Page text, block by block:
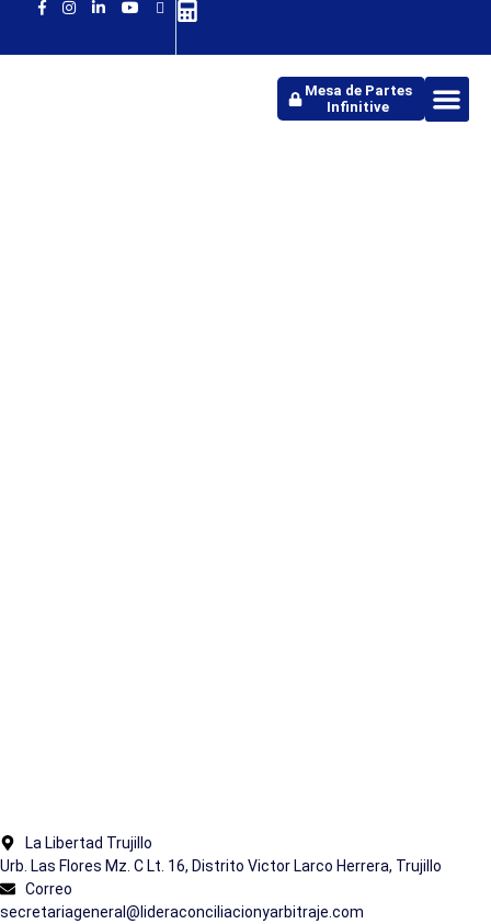
Mesa de Partes
Infinitive
La Libertad Trujillo
Urb. Las Flores Mz. C Lt. 16, Distrito Victor Larco Herrera, Trujillo
Correo
secretariageneral@lideraconciliacionyarbitraje.com